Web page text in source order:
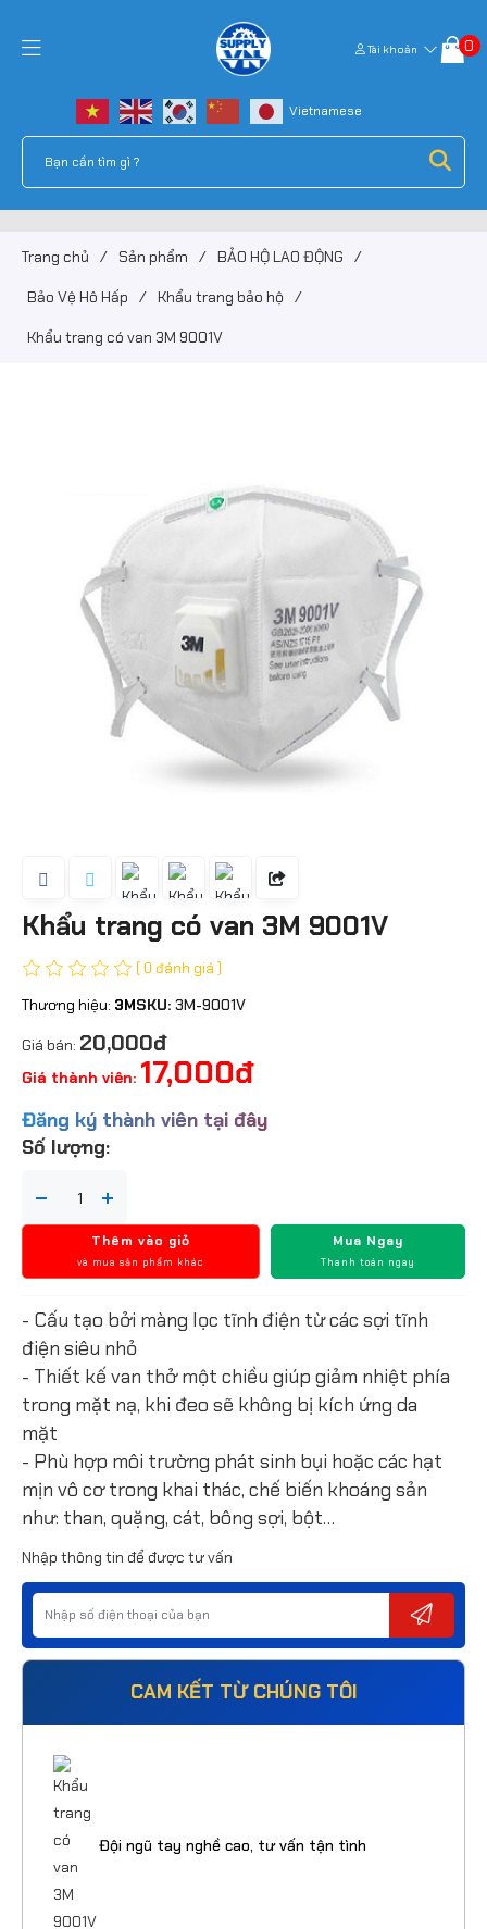
Tài khoản 0
Trang chủ / Sản phẩm / BẢO HỘ LAO ĐỘNG /
Bảo Vệ Hô Hấp / Khẩu trang bảo hộ /
Khẩu trang có van 3M 9001V
Khẩu trang có van 3M 9001V
( 0 đánh giá )
Thương hiệu: 3MSKU: 3M-9001V
Giá bán: 20,000đ
Giá thành viên: 17,000đ
Đăng ký thành viên tại đây
Số lượng:
Thêm vào giỏ
và mua sản phẩm khác
Mua Ngay
Thanh toán ngay
- Cấu tạo bởi màng lọc tĩnh điện từ các sợi tĩnh
điện siêu nhỏ
- Thiết kế van thở một chiều giúp giảm nhiệt phía
trong mặt nạ, khi đeo sẽ không bị kích ứng da
mặt
- Phù hợp môi trường phát sinh bụi hoặc các hạt
mịn vô cơ trong khai thác, chế biến khoáng sản
như: than, quặng, cát, bông sợi, bột…
Nhập thông tin để được tư vấn
CAM KẾT TỪ CHÚNG TÔI
Đội ngũ tay nghề cao, tư vấn tận tình